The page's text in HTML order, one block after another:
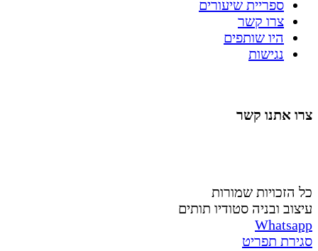
ספריית שיעורים
צרו קשר
היו שותפים
נגישות
צרו אתנו קשר
כל הזכויות שמורות
עיצוב ובניה סטודיו תותים
Whatsapp
סגירת תפריט